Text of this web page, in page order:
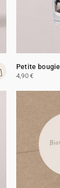
Petite bougie
4,90 €